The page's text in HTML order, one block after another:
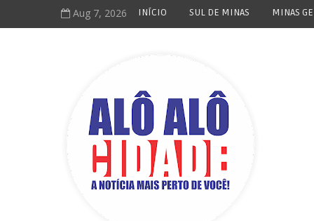
Aug 7, 2026 INÍCIO SUL DE MINAS MINAS